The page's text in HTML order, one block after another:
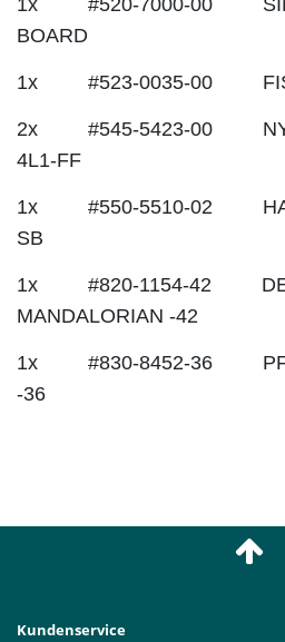
1x #520-7000-00
BOARD
1x #523-0035-00
2x #545-5423-00
4L1-FF
1x #550-5510-02 HAT -
SB
1x #820-1154-42
MANDALORIAN -42
1x #830-8452-36 PFP:
-36
Kundenservice